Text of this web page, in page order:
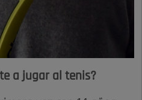
a jugar al tenis?